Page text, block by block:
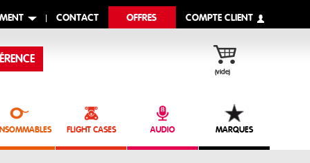
CONTACT OFFRES COMPTE CLIENT
(vide)
FLIGHT CASES AUDIO MARQUES